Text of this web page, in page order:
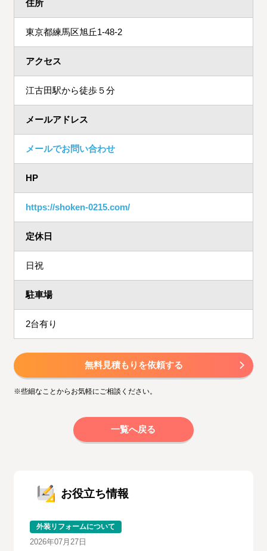
住所
東京都練馬区旭丘1-48-2
アクセス
江古田駅から徒歩５分
メールアドレス
メールでお問い合わせ
HP
https://shoken-0215.com/
定休日
日祝
駐車場
2台有り
無料見積もりを依頼する
※些細なことからお気軽にご相談ください。
一覧へ戻る
お役立ち情報
外装リフォームについて
2026年07月27日